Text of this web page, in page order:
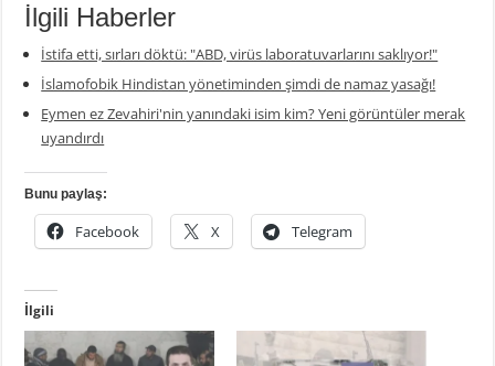
İlgili Haberler
İstifa etti, sırları döktü: "ABD, virüs laboratuvarlarını saklıyor!"
İslamofobik Hindistan yönetiminden şimdi de namaz yasağı!
Eymen ez Zevahiri'nin yanındaki isim kim? Yeni görüntüler merak
uyandırdı
Bunu paylaş:
Facebook X Telegram
İlgili